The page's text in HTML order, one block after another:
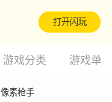
打开闪玩
游戏分类 游戏单
像素枪手